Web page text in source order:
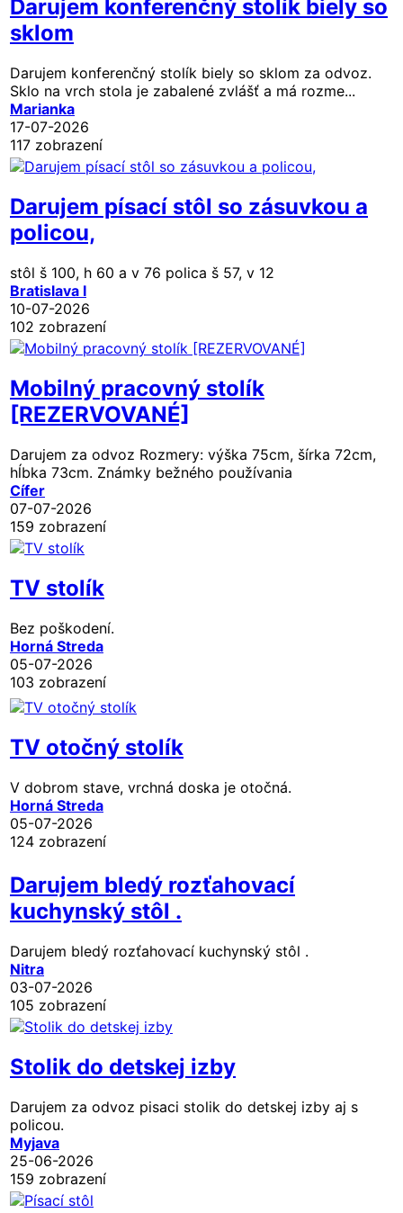
Darujem konferenčný stolík biely so
sklom
Darujem konferenčný stolík biely so sklom za odvoz.
Sklo na vrch stola je zabalené zvlášť a má rozme...
Marianka
17-07-2026
117 zobrazení
Darujem písací stôl so zásuvkou a
policou,
stôl š 100, h 60 a v 76 polica š 57, v 12
Bratislava I
10-07-2026
102 zobrazení
Mobilný pracovný stolík
[REZERVOVANÉ]
Darujem za odvoz Rozmery: výška 75cm, šírka 72cm,
hĺbka 73cm. Známky bežného používania
Cífer
07-07-2026
159 zobrazení
TV stolík
Bez poškodení.
Horná Streda
05-07-2026
103 zobrazení
TV otočný stolík
V dobrom stave, vrchná doska je otočná.
Horná Streda
05-07-2026
124 zobrazení
Darujem bledý rozťahovací
kuchynský stôl .
Darujem bledý rozťahovací kuchynský stôl .
Nitra
03-07-2026
105 zobrazení
Stolik do detskej izby
Darujem za odvoz pisaci stolik do detskej izby aj s
policou.
Myjava
25-06-2026
159 zobrazení